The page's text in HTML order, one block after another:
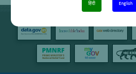
हिंदी English